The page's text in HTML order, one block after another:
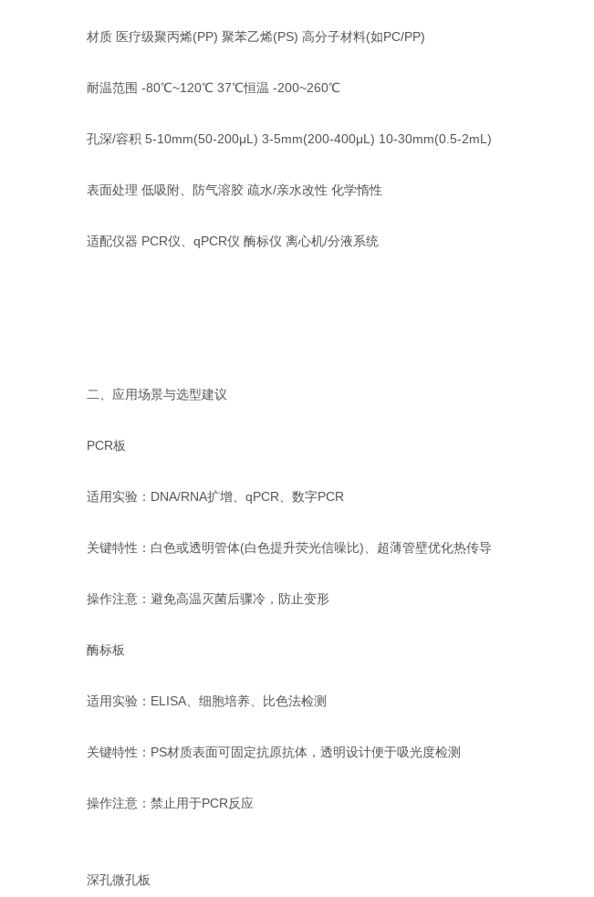
材质‌ 医疗级聚丙烯(PP)‌ 聚苯乙烯(PS)‌ 高分子材料(如PC/PP)‌
耐温范围‌ -80℃~120℃‌ 37℃恒温‌ -200~260℃‌
孔深/容积‌ 5-10mm(50-200μL)‌ 3-5mm(200-400μL)‌ 10-30mm(0.5-2mL)‌
表面处理‌ 低吸附、防气溶胶‌ 疏水/亲水改性‌ 化学惰性‌
适配仪器‌ PCR仪、qPCR仪‌ 酶标仪‌ 离心机/分液系统‌
二、应用场景与选型建议‌
PCR板‌
适用实验‌：DNA/RNA扩增、qPCR、数字PCR
关键特性‌：白色或透明管体(白色提升荧光信噪比‌)、超薄管壁优化热传导
操作注意‌：避免高温灭菌后骤冷，防止变形‌
酶标板‌
适用实验‌：ELISA、细胞培养、比色法检测
关键特性‌：PS材质表面可固定抗原抗体‌，透明设计便于吸光度检测
操作注意‌：禁止用于PCR反应
深孔微孔板‌